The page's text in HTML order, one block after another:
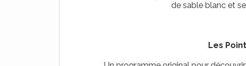
de sable blanc et
Les